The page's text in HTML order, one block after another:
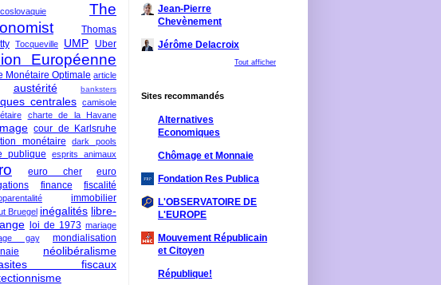
The
Thomas
Tocqueville UMP Uber
Européenne
Monétaire Optimale article
austérité banksters
centrales camisole
charte de la Havane
cour de Karlsruhe
monétaire
dark pools
publique esprits animaux
euro cher
euro
finance fiscalité
immobilier
Bruegel inégalités libre-
loi de 1973 mariage
gay
mondialisation
néolibéralisme
fiscaux
Jean-Pierre
Chevènement
Jérôme Delacroix
Tout afficher
Sites recommandés
Alternatives
Economiques
Chômage et Monnaie
Fondation Res Publica
L'OBSERVATOIRE DE
L'EUROPE
Mouvement Républicain
et Citoyen
République!